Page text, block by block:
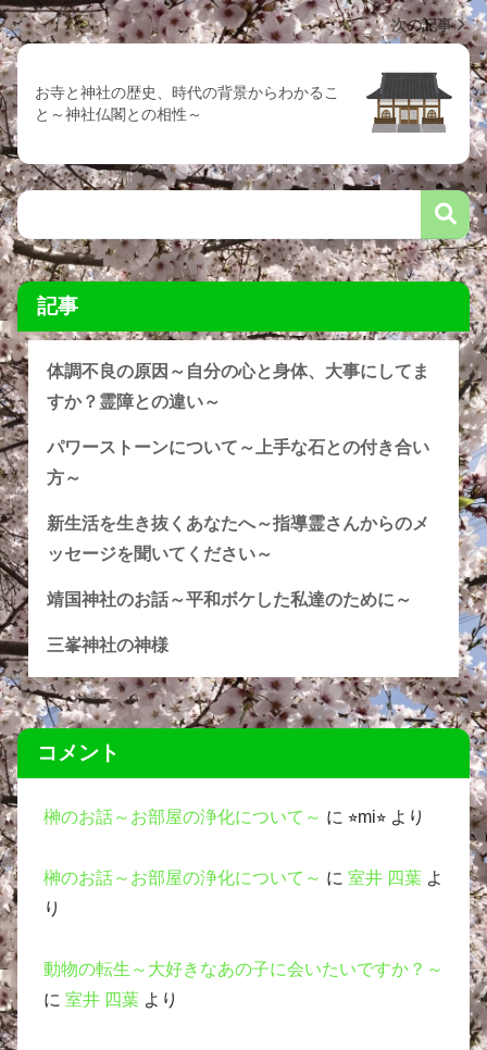
次の記事
お寺と神社の歴史、時代の背景からわかるこ
と～神社仏閣との相性～
記事
体調不良の原因～自分の心と身体、大事にしてま
すか？霊障との違い～
パワーストーンについて～上手な石との付き合い
方～
新生活を生き抜くあなたへ～指導霊さんからのメ
ッセージを聞いてください～
靖国神社のお話～平和ボケした私達のために～
三峯神社の神様
コメント
榊のお話～お部屋の浄化について～ に ⭐︎mi⭐︎ より
榊のお話～お部屋の浄化について～ に 室井 四葉 よ
り
動物の転生～大好きなあの子に会いたいですか？～
に 室井 四葉 より